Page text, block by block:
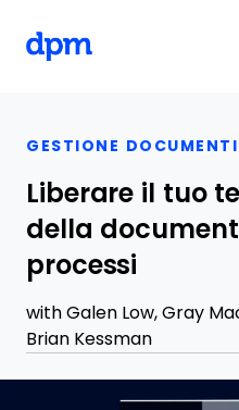
GESTIONE DOCUMENTI
Liberare il tuo
della
processi
with Galen Low, Gray
Brian Kessman